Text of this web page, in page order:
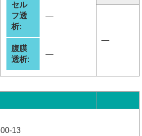
セル
フ透
析:
―
腹膜
透析:
―
―
13